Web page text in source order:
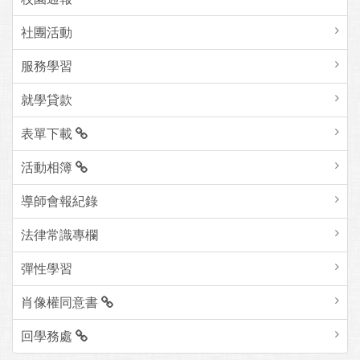
社團活動
服務學習
就學貸款
表單下載
活動相簿
導師會報紀錄
法律常識專欄
彈性學習
肖像權同意書
回學務處